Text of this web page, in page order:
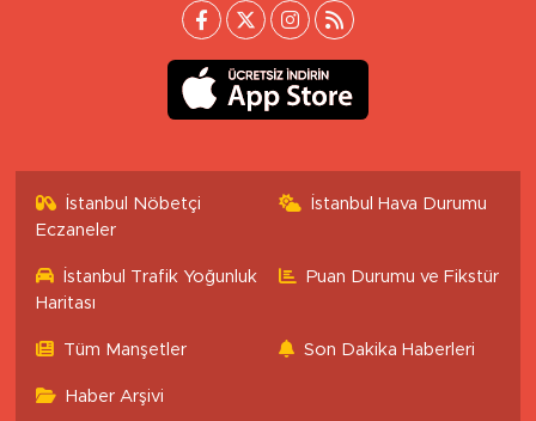
İstanbul Nöbetçi
Eczaneler
İstanbul Hava Durumu
İstanbul Trafik Yoğunluk
Haritası
Puan Durumu ve Fikstür
Tüm Manşetler Son Dakika Haberleri
Haber Arşivi